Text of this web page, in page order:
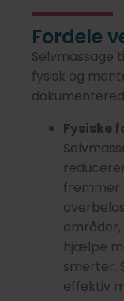
Fordele
Selvmassage
fysisk og
Fysiske
fremmer
hjælpe
smerter.
effektiv